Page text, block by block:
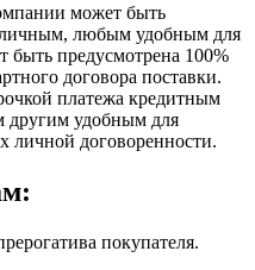
может быть
любым удобным для
быть предусмотрена 100%
договора поставки.
платежа кредитным
другим удобным для
личной договоренности.
покупателя.